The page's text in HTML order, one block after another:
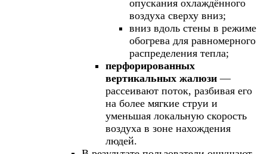
опускания охлаждённого
воздуха сверху вниз;
вниз вдоль стены в режиме
обогрева для равномерного
распределения тепла;
перфорированных
вертикальных жалюзи —
рассеивают поток, разбивая его
на более мягкие струи и
уменьшая локальную скорость
воздуха в зоне нахождения
людей.